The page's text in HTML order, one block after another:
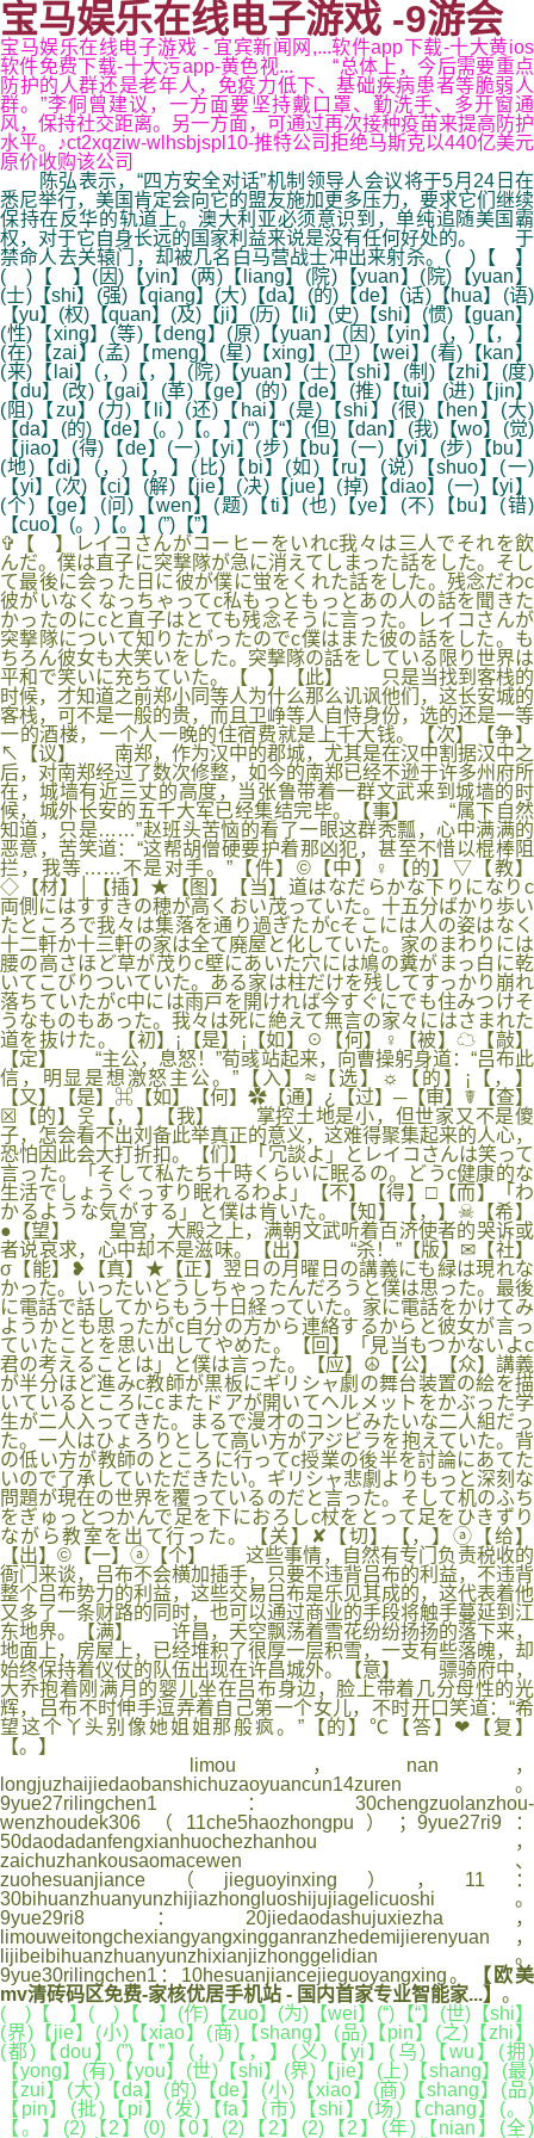
宝马娱乐在线电子游戏 -9游会
宝马娱乐在线电子游戏 - 宜宾新闻网,...软件app下载-十大黄ios
软件免费下载-十大污app-黄色视... “总体上，今后需要重点
防护的人群还是老年人，免疫力低下、基础疾病患者等脆弱人
群。”李侗曾建议，一方面要坚持戴口罩、勤洗手、多开窗通
风，保持社交距离。另一方面，可通过再次接种疫苗来提高防护
水平。♪ct2xqziw-wlhsbjspl10-推特公司拒绝马斯克以440亿美元
原价收购该公司
陈弘表示，“四方安全对话”机制领导人会议将于5月24日在
悉尼举行，美国肯定会向它的盟友施加更多压力，要求它们继续
保持在反华的轨道上。澳大利亚必须意识到，单纯追随美国霸
权，对于它自身长远的国家利益来说是没有任何好处的。 于
禁命人去关辕门，却被几名白马营战士冲出来射杀。( )【 】
( )【 】(因)【yin】(两)【liang】(院)【yuan】(院)【yuan】
(士)【shi】(强)【qiang】(大)【da】(的)【de】(话)【hua】(语)
【yu】(权)【quan】(及)【ji】(历)【li】(史)【shi】(惯)【guan】
(性)【xing】(等)【deng】(原)【yuan】(因)【yin】(，)【，】
(在)【zai】(孟)【meng】(星)【xing】(卫)【wei】(看)【kan】
(来)【lai】(，)【，】(院)【yuan】(士)【shi】(制)【zhi】(度)
【du】(改)【gai】(革)【ge】(的)【de】(推)【tui】(进)【jin】
(阻)【zu】(力)【li】(还)【hai】(是)【shi】(很)【hen】(大)
【da】(的)【de】(。)【。】(“)【“】(但)【dan】(我)【wo】(觉)
【jiao】(得)【de】(一)【yi】(步)【bu】(一)【yi】(步)【bu】
(地)【di】(，)【，】(比)【bi】(如)【ru】(说)【shuo】(一)
【yi】(次)【ci】(解)【jie】(决)【jue】(掉)【diao】(一)【yi】
(个)【ge】(问)【wen】(题)【ti】(也)【ye】(不)【bu】(错)
【cuo】(。)【。】(”)【”】
✞【 】レイコさんがコーヒーをいれc我々は三人でそれを飲
んだ。僕は直子に突撃隊が急に消えてしまった話をした。そし
て最後に会った日に彼が僕に蛍をくれた話をした。残念だわc
彼がいなくなっちゃってc私もっともっとあの人の話を聞きた
かったのにcと直子はとても残念そうに言った。レイコさんが
突撃隊について知りたがったのでc僕はまた彼の話をした。も
ちろん彼女も大笑いをした。突撃隊の話をしている限り世界は
平和で笑いに充ちていた。【 】【此】 只是当找到客栈的
时候，才知道之前郑小同等人为什么那么讥讽他们，这长安城的
客栈，可不是一般的贵，而且卫峥等人自恃身份，选的还是一等
一的酒楼，一个人一晚的住宿费就是上千大钱。【次】【争】
↖【议】 南郑，作为汉中的郡城，尤其是在汉中割据汉中之
后，对南郑经过了数次修整，如今的南郑已经不逊于许多州府所
在，城墙有近三丈的高度，当张鲁带着一群文武来到城墙的时
候，城外长安的五千大军已经集结完毕。【事】 “属下自然
知道，只是……”赵班头苦恼的看了一眼这群秃瓢，心中满满的
恶意，苦笑道：“这帮胡僧硬要护着那凶犯，甚至不惜以棍棒阻
拦，我等……不是对手。”【件】©【中】♀【的】▽【教】
◇【材】│【插】★【图】【当】道はなだらかな下りになりc
両側にはすすきの穂が高くおい茂っていた。十五分ばかり歩い
たところで我々は集落を通り過ぎたがcそこには人の姿はなく
十二軒か十三軒の家は全て廃屋と化していた。家のまわりには
腰の高さほど草が茂りc壁にあいた穴には鳩の糞がまっ白に乾
いてこびりついていた。ある家は柱だけを残してすっかり崩れ
落ちていたがc中には雨戸を開ければ今すぐにでも住みつけそ
うなものもあった。我々は死に絶えて無言の家々にはさまれた
道を抜けた。【初】¡【是】¡【如】☉【何】♀【被】☁【敲】
【定】 “主公，息怒！”荀彧站起来，向曹操躬身道：“吕布此
信，明显是想激怒主公。”【入】≈【选】☼【的】¡【，】
【又】【是】⌘【如】【何】✿【通】¿【过】─【审】☤【查】
☒【的】웃【，】【我】 掌控土地是小，但世家又不是傻
子，怎会看不出刘备此举真正的意义，这难得聚集起来的人心，
恐怕因此会大打折扣。【们】「冗談よ」とレイコさんは笑って
言った。「そして私たち十時くらいに眠るの。どうc健康的な
生活でしょうぐっすり眠れるわよ」【不】【得】□【而】「わ
かるような気がする」と僕は肯いた。【知】【，】☠【希】
●【望】 皇宫，大殿之上，满朝文武听着百济使者的哭诉或
者说哀求，心中却不是滋味。【出】 “杀！”【版】✉【社】
σ【能】❥【真】★【正】翌日の月曜日の講義にも緑は現れな
かった。いったいどうしちゃったんだろうと僕は思った。最後
に電話で話してからもう十日経っていた。家に電話をかけてみ
ようかとも思ったがc自分の方から連絡するからと彼女が言っ
ていたことを思い出してやめた。【回】「見当もつかないよc
君の考えることは」と僕は言った。【应】☮【公】【众】講義
が半分ほど進みc教師が黒板にギリシャ劇の舞台装置の絵を描
いているところにcまたドアが開いてヘルメットをかぶった学
生が二人入ってきた。まるで漫才のコンビみたいな二人組だっ
た。一人はひょろりとして高い方がアジビラを抱えていた。背
の低い方が教師のところに行ってc授業の後半を討論にあてた
いので了承していただきたい。ギリシャ悲劇よりもっと深刻な
問題が現在の世界を覆っているのだと言った。そして机のふち
をぎゅっとつかんで足を下におろしc杖をとって足をひきずり
ながら教室を出て行った。【关】✘【切】【，】ⓐ【给】
【出】©【一】ⓐ【个】 这些事情，自然有专门负责税收的
衙门来谈，吕布不会横加插手，只要不违背吕布的利益，不违背
整个吕布势力的利益，这些交易吕布是乐见其成的，这代表着他
又多了一条财路的同时，也可以通过商业的手段将触手蔓延到江
东地界。【满】 许昌，天空飘荡着雪花纷纷扬扬的落下来，
地面上，房屋上，已经堆积了很厚一层积雪，一支有些落魄，却
始终保持着仪仗的队伍出现在许昌城外。【意】 骠骑府中，
大乔抱着刚满月的婴儿坐在吕布身边，脸上带着几分母性的光
辉，吕布不时伸手逗弄着自己第一个女儿，不时开口笑道：“希
望这个丫头别像她姐姐那般疯。”【的】℃【答】❤【复】
【。】
limou，nan，
longjuzhaijiedaobanshichuzaoyuancun14zuren。
9yue27rilingchen1：30chengzuolanzhou-
wenzhoudek306（11che5haozhongpu）；9yue27ri9：
50daodadanfengxianhuochezhanhou，
zaichuzhankousaomacewen、
zuohesuanjiance（jieguoyinxing），11：
30bihuanzhuanyunzhijiazhongluoshijujiagelicuoshi。
9yue29ri8：20jiedaodashujuxiezha，
limouweitongchexiangyangxingganranzhedemijierenyuan，
lijibeibihuanzhuanyunzhixianjizhonggelidian。
9yue30rilingchen1：10hesuanjiancejieguoyangxing。
【欧美
mv清砖码区免费-家核优居手机站 - 国内首家专业智能家...】 。
( )【 】( )【 】(作)【zuo】(为)【wei】(“)【“】(世)【shi】
(界)【jie】(小)【xiao】(商)【shang】(品)【pin】(之)【zhi】
(都)【dou】(”)【”】(，)【，】(义)【yi】(乌)【wu】(拥)
【yong】(有)【you】(世)【shi】(界)【jie】(上)【shang】(最)
【zui】(大)【da】(的)【de】(小)【xiao】(商)【shang】(品)
【pin】(批)【pi】(发)【fa】(市)【shi】(场)【chang】(。)
【。】(2)【2】(0)【0】(2)【2】(2)【2】(年)【nian】(全)